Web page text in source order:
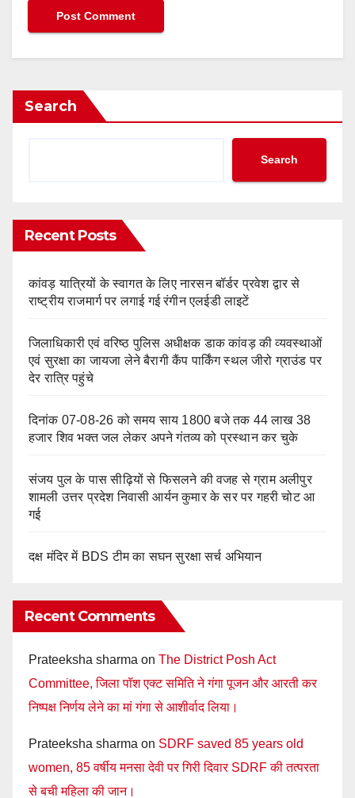
Search
Search
Recent Posts
कांवड़ यात्रियों के स्वागत के लिए नारसन बॉर्डर प्रवेश द्वार से
राष्ट्रीय राजमार्ग पर लगाई गई रंगीन एलईडी लाइटें
जिलाधिकारी एवं वरिष्ठ पुलिस अधीक्षक डाक कांवड़ की व्यवस्थाओं
एवं सुरक्षा का जायजा लेने बैरागी कैंप पार्किंग स्थल जीरो ग्राउंड पर
देर रात्रि पहुंचे
दिनांक 07-08-26 को समय साय 1800 बजे तक 44 लाख 38
हजार शिव भक्त जल लेकर अपने गंतव्य को प्रस्थान कर चुके
संजय पुल के पास सीढ़ियों से फिसलने की वजह से ग्राम अलीपुर
शामली उत्तर प्रदेश निवासी आर्यन कुमार के सर पर गहरी चोट आ
गई
दक्ष मंदिर में BDS टीम का सघन सुरक्षा सर्च अभियान
Recent Comments
Prateeksha sharma on The District Posh Act
Committee, जिला पॉश एक्ट समिति ने गंगा पूजन और आरती कर
निष्पक्ष निर्णय लेने का मां गंगा से आशीर्वाद लिया।
Prateeksha sharma on SDRF saved 85 years old
women, 85 वर्षीय मनसा देवी पर गिरी दिवार SDRF की तत्परता
से बची महिला की जान।